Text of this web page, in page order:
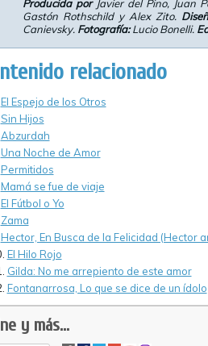
Producida porJavier del Pino, Juan
Gastón Rothschild y Alex Zito.
Canievsky. Fotografía:Lucio Bonelli.
relacionado
El Espejo de los Otros
Sin Hijos
Abzurdah
Una Noche de Amor
Permitidos
Mamá se fue de viaje
El Fútbol o Yo
Zama
Hector, En Busca de la Felicidad (Hector
El Hilo Rojo
Gilda: No me arrepiento de este amor
Fontanarrosa, Lo que se dice de un ídolo
y más...